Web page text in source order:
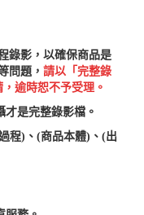
錄影，以確保商品是
問題， 請以「完整錄
逾時恕不予受理。
是完整錄影檔。
程) 、 (商品本體) 、 (出